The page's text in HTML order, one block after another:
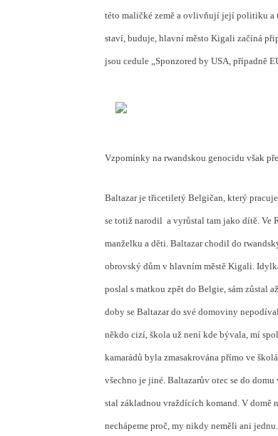
této maličké země a ovlivňují její politiku a
staví, buduje, hlavní město Kigali začíná
jsou cedule „Sponzored by USA, případně
Vzpomínky na rwandskou genocidu však
Baltazar je třicetiletý Belgičan, který
se totiž narodil a vyrůstal tam jako dítě. Ve
manželku a děti. Baltazar chodil do
obrovský dům v hlavním městě Kigali.
poslal s matkou zpět do Belgie, sám zůstal
doby se Baltazar do své domoviny
někdo cizí, škola už není kde bývala, mí
kamarádů byla zmasakrována přímo ve
všechno je jiné. Baltazarův otec se do
stal základnou vraždících komand. V domě
nechápeme proč, my nikdy neměli ani